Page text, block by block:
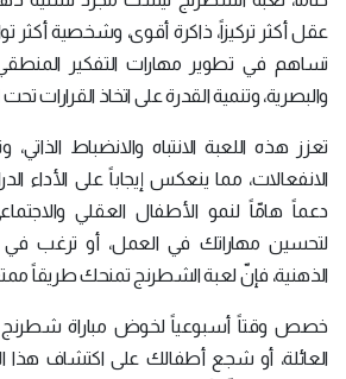
عقل أكثر تركيزاً، ذاكرة أقوى، وشخصية أكثر
تساهم في تطوير مهارات التفكير المنطقي،
والبصرية، وتنمية القدرة على اتخاذ القرارات
تعزز هذه اللعبة الانتباه والانضباط
الانفعالات، مما ينعكس إيجاباً على الأداء
دعماً هامّاً لنمو الأطفال العقلي
لتحسين مهاراتك في العمل، أو ترغب
الذهنية، فإنّ لعبة الشطرنج تمنحك طريقاً
خصص وقتاً أسبوعياً لخوض مباراة
العائلة، أو شجع أطفالك على اكتشاف هذا